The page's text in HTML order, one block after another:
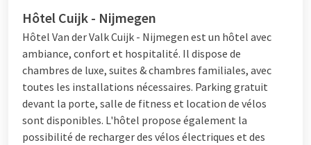
Hôtel Cuijk - Nijmegen
Hôtel Van der Valk Cuijk - Nijmegen est un hôtel avec
ambiance, confort et hospitalité. Il dispose de
chambres de luxe, suites & chambres familiales, avec
toutes les installations nécessaires. Parking gratuit
devant la porte, salle de fitness et location de vélos
sont disponibles. L'hôtel propose également la
possibilité de recharger des vélos électriques et des